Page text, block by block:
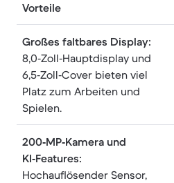
Vorteile
Großes faltbares Display:
8,0‑Zoll‑Hauptdisplay und
6,5‑Zoll‑Cover bieten viel
Platz zum Arbeiten und
Spielen.
200‑MP‑Kamera und
KI‑Features:
Hochauflösender Sensor,